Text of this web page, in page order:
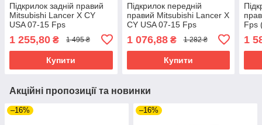
Підкрилок задній правий
Mitsubishi Lancer X CY
USA 07-15 Fps
пластмас.
1 255,80 ₴ 1 495 ₴
Купити
Підкрилок передній
правий Mitsubishi Lancer X
CY USA 07-15 Fps
1 076,88₴ 1 282 ₴
Купити
Fps
1
Акційні пропозиції та новинки
–16% –16%